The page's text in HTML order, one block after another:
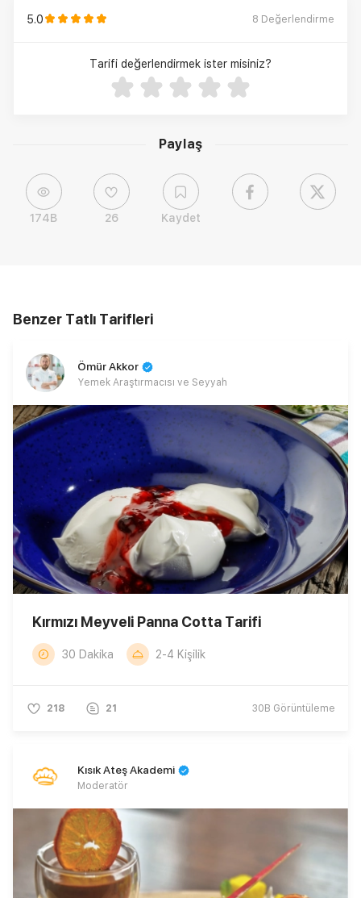
Paylaş
174B 26 Kaydet
5.0 8 Değerlendirme
Tarifi değerlendirmek ister misiniz?
Benzer Tatlı Tarifleri
Ömür Akkor
Yemek Araştırmacısı ve Seyyah
Kırmızı Meyveli Panna Cotta Tarifi
30 Dakika 2-4 Kişilik
218 21 30B Görüntüleme
Kısık Ateş Akademi
Moderatör